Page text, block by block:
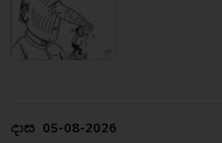
දාස 05-08-2026